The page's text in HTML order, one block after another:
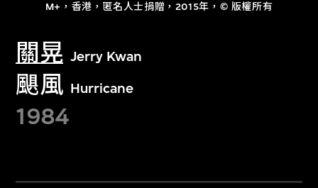
M+，香港，匿名人士捐贈，2015年，© 版權所有
關晃 Jerry Kwan
颶風 Hurricane
1984
關於M+藏品
文化藏品。